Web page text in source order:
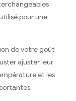
pour une
de votre goût
ajuster leur
et les